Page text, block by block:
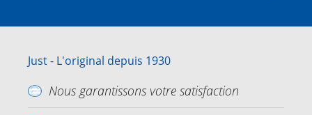
Just - L'original depuis 1930
Nous garantissons votre satisfaction